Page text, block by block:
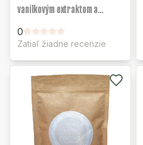
vanilkovým extraktom a
kakaovým extraktom
0
Zatiaľ žiadne recenzie